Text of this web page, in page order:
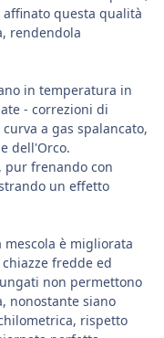
questa qualità
rendendola
in temperatura in
- correzioni di
a gas spalancato,
dell'Orco.
pur frenando con
un effetto
è migliorata
fredde ed
non permettono
nonostante siano
rispetto